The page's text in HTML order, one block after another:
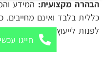
הבהרה מקצועית: המידע
כללית בלבד ואינם
לפנות לייעוץ מקצועי מקבלן
חייגו